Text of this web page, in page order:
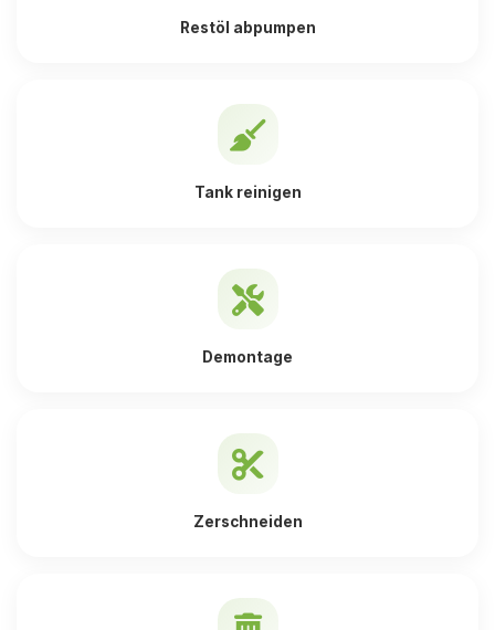
Restöl abpumpen
Tank reinigen
Demontage
Zerschneiden